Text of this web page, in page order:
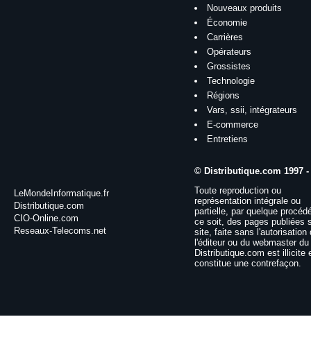
Nouveaux produits
Économie
Carrières
Opérateurs
Grossistes
Technologie
Régions
Vars, ssii, intégrateurs
E-commerce
Entretiens
LeMondeInformatique.fr
Distributique.com
CIO-Online.com
Reseaux-Telecoms.net
© Distributique.com 1997 -
Toute reproduction ou
représentation intégrale ou
partielle, par quelque
ce soit, des pages publiées
site, faite sans l'autorisation
l'éditeur ou du webmaster
Distributique.com est illicite
constitue une contrefaçon.